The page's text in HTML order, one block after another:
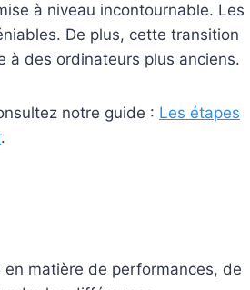
à niveau incontournable. Les
De plus, cette transition
à des ordinateurs plus anciens.
notre guide : Les étapes
.
matière de performances, de